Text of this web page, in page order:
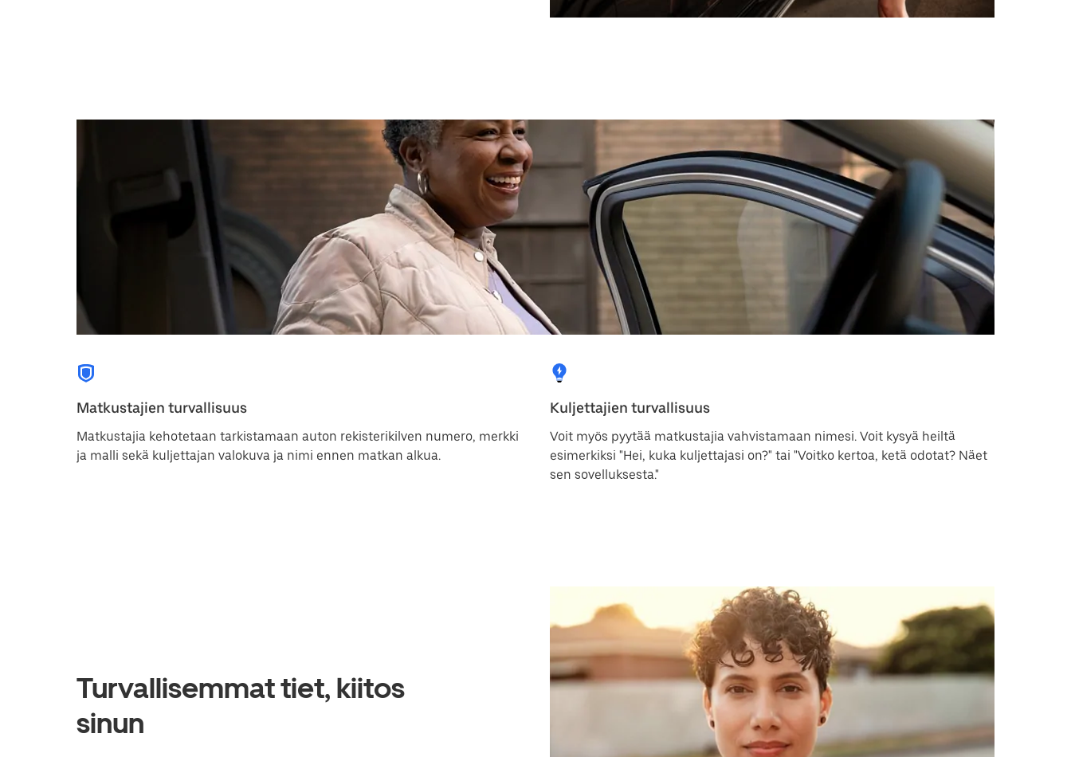
Matkustajien turvallisuus
Matkustajia kehotetaan tarkistamaan auton rekisterikilven numero, merkki
ja malli sekä kuljettajan valokuva ja nimi ennen matkan alkua.
Kuljettajien turvallisuus
Voit myös pyytää matkustajia vahvistamaan nimesi. Voit kysyä heiltä
esimerkiksi "Hei, kuka kuljettajasi on?" tai "Voitko kertoa, ketä odotat? Näet
sen sovelluksesta."
Turvallisemmat tiet, kiitos
sinun